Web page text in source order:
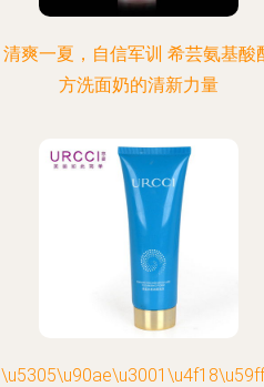
清爽一夏，自信军训 希芸氨基酸
方洗面奶的清新力量